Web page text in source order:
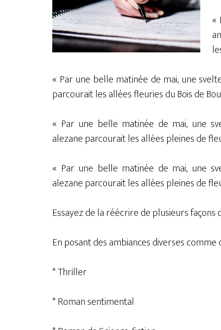
«
« Par une belle matinée de mai, une
parcourait les allées fleuries du Bois de
« Par une belle matinée de mai, une
alezane parcourait les allées pleines de
« Par une belle matinée de mai, une
alezane parcourait les allées pleines de
Essayez de la réécrire de plusieurs façons
En posant des ambiances diverses comme
* Thriller
* Roman sentimental